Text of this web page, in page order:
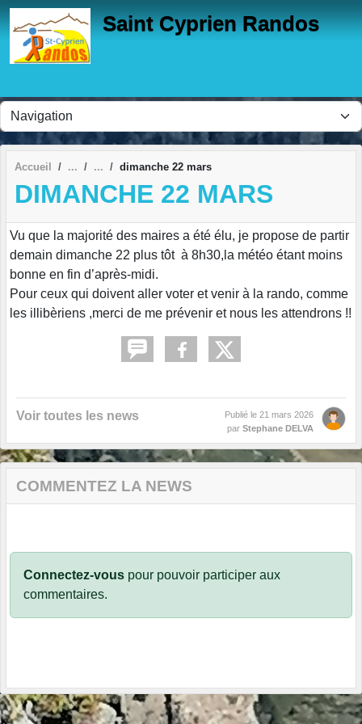
Saint Cyprien Randos
Accueil dimanche 22 mars
DIMANCHE 22 MARS
Vu que la majorité des maires a été élu, je propose de partir
demain dimanche 22 plus tôt à 8h30,la météo étant moins
bonne en fin d’après-midi.
Pour ceux qui doivent aller voter et venir à la rando, comme
les illibèriens ,merci de me prévenir et nous les attendrons !!
Voir toutes les news Publié le 21 mars 2026
par Stephane DELVA
COMMENTEZ LA NEWS
Connectez-vous pour pouvoir participer aux
commentaires.
Panneau de gestion des cookies